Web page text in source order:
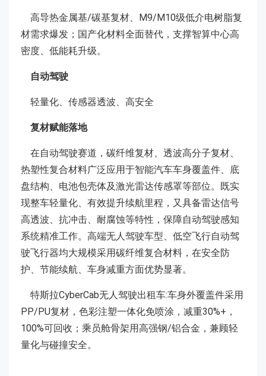
高导热金属基/碳基复材、M9/M10级低介电树脂复
材需求爆发；国产化材料全面替代，支撑智算中心高
密度、低能耗升级。
自动驾驶
轻量化、传感器透波、高安全
复材赋能落地
在自动驾驶赛道，碳纤维复材、透波高分子复材、
热塑性复合材料广泛应用于智能汽车车身覆盖件、底
盘结构、电池包壳体及激光雷达传感罩等部位。既实
现整车轻量化、有效提升续航里程，又具备雷达信号
高透波、抗冲击、耐腐蚀等特性，保障自动驾驶感知
系统精准工作。高端无人驾驶车型、低空飞行自动驾
驶飞行器均大规模采用碳纤维复合材料，在安全防
护、节能续航、车身减重方面优势显著。
特斯拉CyberCab无人驾驶出租车:车身外覆盖件采用
PP/PU复材，色彩注塑一体化免喷涂，减重30%+，
100%可回收；乘员舱骨架用高强钢/铝合金，兼顾轻
量化与碰撞安全。